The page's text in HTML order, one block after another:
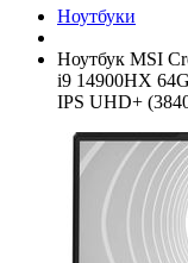
Ноутбуки
Ноутбук MSI
i9 14900HX
IPS UHD+­